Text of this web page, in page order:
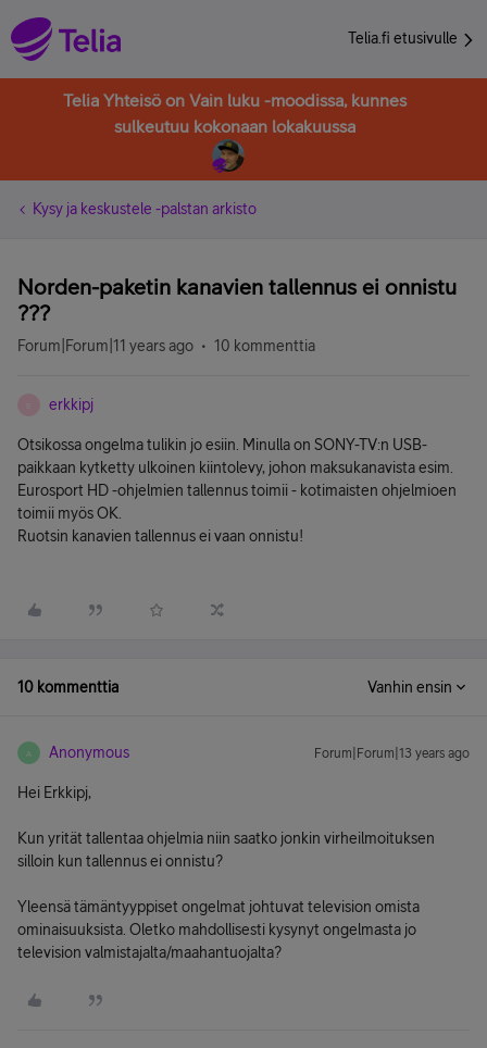
Telia.fi etusivulle
Telia Yhteisö on Vain luku -moodissa, kunnes
sulkeutuu kokonaan lokakuussa
Kysy ja keskustele -palstan arkisto
Norden-paketin kanavien tallennus ei onnistu
???
Forum|Forum|11 years ago 10 kommenttia
erkkipj
Otsikossa ongelma tulikin jo esiin. Minulla on SONY-TV:n USB-
paikkaan kytketty ulkoinen kiintolevy, johon maksukanavista esim.
Eurosport HD -ohjelmien tallennus toimii - kotimaisten ohjelmioen
toimii myös OK.
Ruotsin kanavien tallennus ei vaan onnistu!
10 kommenttia Vanhin ensin
A Anonymous Forum|Forum|13 years ago
Hei Erkkipj,
Kun yrität tallentaa ohjelmia niin saatko jonkin virheilmoituksen
silloin kun tallennus ei onnistu?
Yleensä tämäntyyppiset ongelmat johtuvat television omista
ominaisuuksista. Oletko mahdollisesti kysynyt ongelmasta jo
television valmistajalta/maahantuojalta?